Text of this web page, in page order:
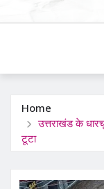
Home
उत्तराखंड के
टूटा